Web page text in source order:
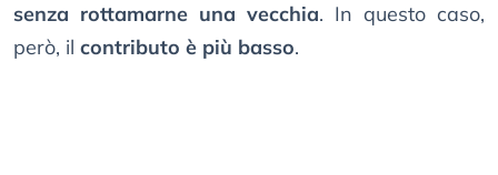
senza rottamarne una vecchia. In questo caso,
però, il contributo è più basso.